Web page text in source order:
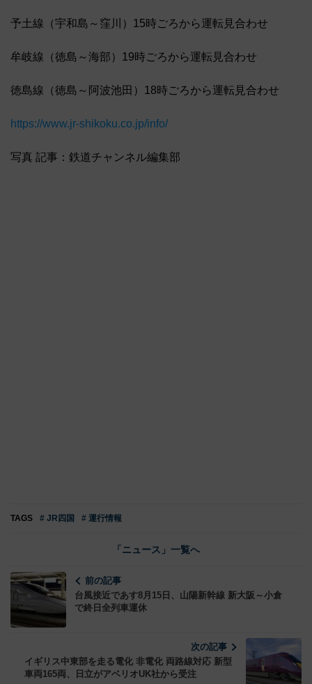
予土線（宇和島～窪川）15時ごろから運転見合わせ
牟岐線（徳島～海部）19時ごろから運転見合わせ
徳島線（徳島～阿波池田）18時ごろから運転見合わせ
https://www.jr-shikoku.co.jp/info/
写真 記事：鉄道チャンネル編集部
TAGS # JR四国 # 運行情報
「ニュース」一覧へ
前の記事
台風接近であす8月15日、山陽新幹線 新大阪～小倉
で終日全列車運休
次の記事
イギリス中東部を走る電化 非電化 両路線対応 新型
車両165両、日立がアベリオUK社から受注